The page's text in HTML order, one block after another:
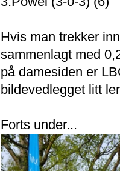
Hvis man trekker
sammenlagt med
på damesiden er
bildevedlegget litt
Forts under...